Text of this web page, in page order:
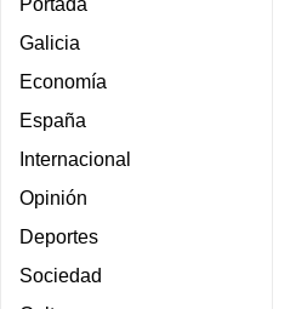
Galicia
Economía
España
Internacional
Opinión
Deportes
Sociedad